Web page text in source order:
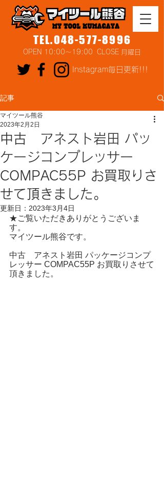
TEL.048-577-8996
OPEN 10:00～19:00 CLOSE 月曜日
Instagram毎日更新!!!
記事
中古 アネスト岩田 パッ
ケージコンプレッサー
COMPAC55P お買取りさ
せて頂きました。
マイツール熊谷
2023年2月2日
更新日： 2023年3月4日
★ご覧いただきありがとうございま
す。
マイツール熊谷です。
中古　アネスト岩田 パッケージコンプ
レッサー COMPAC55P お買取りさせて
頂きました。